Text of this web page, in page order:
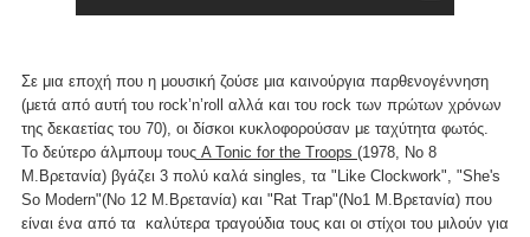
Σε μια εποχή που η μουσική ζούσε μια καινούργια παρθενογέννηση
(μετά από αυτή του rock’n’roll αλλά και του rock των πρώτων χρόνων
της δεκαετίας του 70), οι δίσκοι κυκλοφορούσαν με ταχύτητα φωτός.
Το δεύτερο άλμπουμ τους A Tonic for the Troops (1978, Νο 8
Μ.Βρετανία) βγάζει 3 πολύ καλά singles, τα "Like Clockwork", "She's
So Modern"(Νο 12 Μ.Βρετανία) και "Rat Trap"(No1 Μ.Βρετανία) που
είναι ένα από τα καλύτερα τραγούδια τους και οι στίχοι του μιλούν για